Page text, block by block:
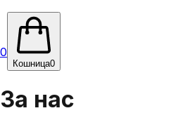
0
Кошница0
За нас